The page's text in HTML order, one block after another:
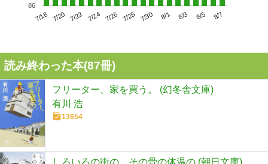
7/18 7/20 7/22 7/24 7/26 7/28 7/30 8/1 8/3 8/5 8/7
86
読み終わった本(87冊)
フリーター、家を買う。 (幻冬舎文庫)
有川 浩
13654
しろいろの街の、その骨の体温の (朝日文庫)